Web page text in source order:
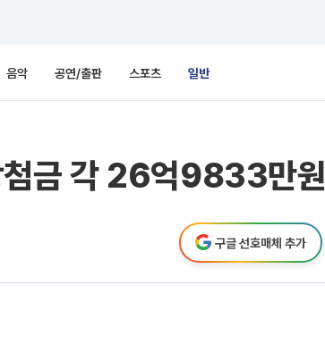
음악 공연/출판 스포츠 일반
금 각 26억9833만원
구글 선호매체 추가